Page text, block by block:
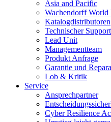
Asia and Pacific
Wachendorff World
Katalogdistributoren
Technischer Support
Lead Unit
Managementteam
Produkt Anfrage
Garantie und
Lob & Kritik
Service
Ansprechpartner
Cyber Resilience